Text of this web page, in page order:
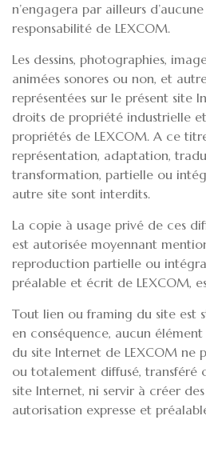
n’engagera par ailleurs
responsabilité de LEXCOM.
Les dessins, photographies,
animées sonores ou non, et
représentées sur le présent site
droits de propriété industrielle
propriétés de LEXCOM. A ce
représentation, adaptation,
transformation, partielle ou
autre site sont interdits.
La copie à usage privé de ces
est autorisée moyennant
reproduction partielle ou
préalable et écrit de LEXCOM,
Tout lien ou framing du site est
en conséquence, aucun
du site Internet de LEXCOM ne
ou totalement diffusé, transféré
site Internet, ni servir à créer
autorisation expresse et